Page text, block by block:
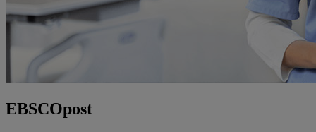
EBSCOpost